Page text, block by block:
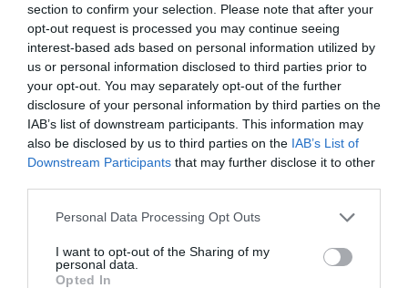
section to confirm your selection. Please note that after your
opt-out request is processed you may continue seeing
interest-based ads based on personal information utilized by
us or personal information disclosed to third parties prior to
your opt-out. You may separately opt-out of the further
disclosure of your personal information by third parties on the
IAB’s list of downstream participants. This information may
also be disclosed by us to third parties on the IAB’s List of
Downstream Participants that may further disclose it to other
Personal Data Processing Opt Outs
I want to opt-out of the Sharing of my
personal data.
Opted In
love"
Elena Cârstea Muttart, cu melodia "Spinning"
Narcis Iustin Ianău, cu melodia "Seven"
115 percheziţii la clanurile interlope: Fraţii
Cămătaru, ridicaţi de Poliţie